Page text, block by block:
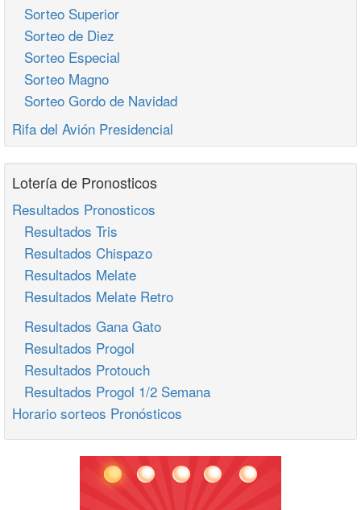
Sorteo Superior
Sorteo de Diez
Sorteo Especial
Sorteo Magno
Sorteo Gordo de Navidad
Rifa del Avión Presidencial
Lotería de Pronosticos
Resultados Pronosticos
Resultados Tris
Resultados Chispazo
Resultados Melate
Resultados Melate Retro
Resultados Gana Gato
Resultados Progol
Resultados Protouch
Resultados Progol 1/2 Semana
Horario sorteos Pronósticos